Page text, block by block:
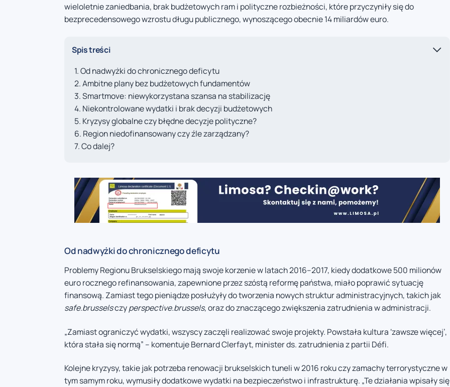
wieloletnie zaniedbania, brak budżetowych ram i polityczne rozbieżności, które przyczyniły się do
bezprecedensowego wzrostu długu publicznego, wynoszącego obecnie 14 miliardów euro.
Spis treści
Od nadwyżki do chronicznego deficytu
Ambitne plany bez budżetowych fundamentów
Smartmove: niewykorzystana szansa na stabilizację
Niekontrolowane wydatki i brak decyzji budżetowych
Kryzysy globalne czy błędne decyzje polityczne?
Region niedofinansowany czy źle zarządzany?
Co dalej?
Od nadwyżki do chronicznego deficytu
Problemy Regionu Brukselskiego mają swoje korzenie w latach 2016–2017, kiedy dodatkowe 500 milionów
euro rocznego refinansowania, zapewnione przez szóstą reformę państwa, miało poprawić sytuację
finansową. Zamiast tego pieniądze posłużyły do tworzenia nowych struktur administracyjnych, takich jak
safe.brusselsczyperspective.brussels, oraz do znaczącego zwiększenia zatrudnienia w administracji.
„Zamiast ograniczyć wydatki, wszyscy zaczęli realizować swoje projekty. Powstała kultura ‘zawsze więcej’,
która stała się normą” – komentuje Bernard Clerfayt, minister ds. zatrudnienia z partii Défi.
Kolejne kryzysy, takie jak potrzeba renowacji brukselskich tuneli w 2016 roku czy zamachy terrorystyczne w
tym samym roku, wymusiły dodatkowe wydatki na bezpieczeństwo i infrastrukturę. „Te działania wpisały się